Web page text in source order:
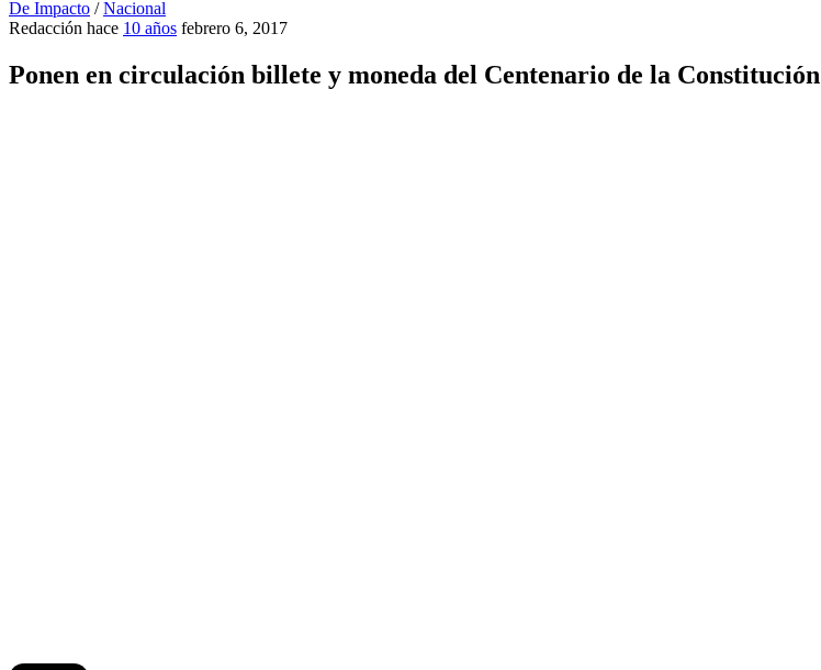
De Impacto /Nacional
Redacción hace 10 años febrero 6, 2017
Ponen en circulación billete y moneda del Centenario de la Constitución